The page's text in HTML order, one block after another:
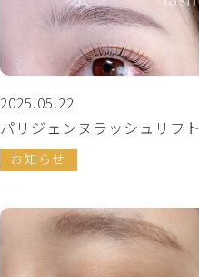
2025.05.22
パリジェンヌラッシュリフト
お知らせ